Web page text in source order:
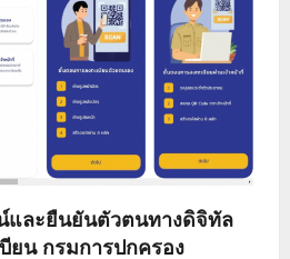
และยืนยันตัวตนทางดิจิทัล
ยน กรมการปกครอง